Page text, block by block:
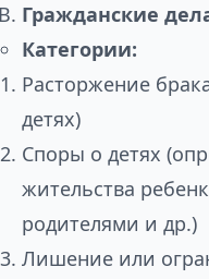
Гражданские
Категории:
Расторжение
детях)
Споры о детях
жительства
родителями и др.)
Лишение или